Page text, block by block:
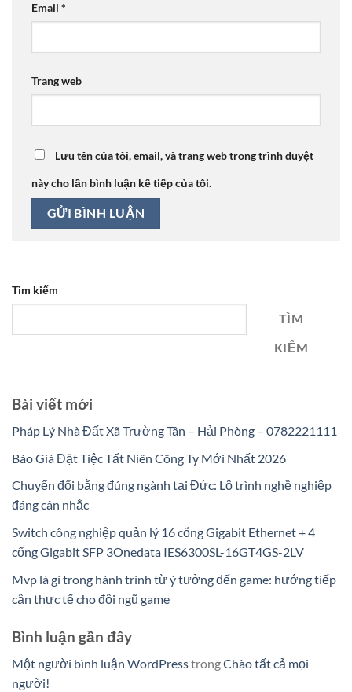
Email *
Trang web
Lưu tên của tôi, email, và trang web trong trình duyệt
này cho lần bình luận kế tiếp của tôi.
Tìm kiếm
TÌM
KIẾM
Bài viết mới
Pháp Lý Nhà Đất Xã Trường Tân – Hải Phòng – 0782221111
Báo Giá Đặt Tiệc Tất Niên Công Ty Mới Nhất 2026
Chuyển đổi bằng đúng ngành tại Đức: Lộ trình nghề nghiệp
đáng cân nhắc
Switch công nghiệp quản lý 16 cổng Gigabit Ethernet + 4
cổng Gigabit SFP 3Onedata IES6300SL-16GT4GS-2LV
Mvp là gì trong hành trình từ ý tưởng đến game: hướng tiếp
cận thực tế cho đội ngũ game
Bình luận gần đây
Một người bình luận WordPresstrongChào tất cả mọi
người!